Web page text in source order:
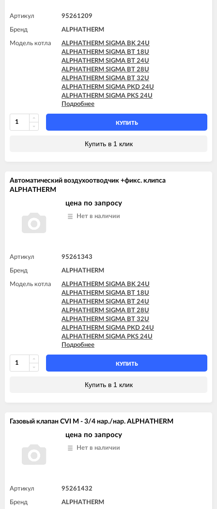
Артикул 95261209
Бренд ALPHATHERM
Модель котла
ALPHATHERM SIGMA BK 24U
ALPHATHERM SIGMA BT 18U
ALPHATHERM SIGMA BT 24U
ALPHATHERM SIGMA BT 28U
ALPHATHERM SIGMA BT 32U
ALPHATHERM SIGMA PKD 24U
ALPHATHERM SIGMA PKS 24U
ALPHATHERM SIGMA PTD 24U
ALPHATHERM SIGMA PTD 28U
ALPHATHERM SIGMA PTS 18U
ALPHATHERM SIGMA PTS 24U
Подробнее
КУПИТЬ
Купить в 1 клик
Автоматический воздухоотводчик +фикс. клипса
ALPHATHERM
цена по запросу
Нет в наличии
Артикул 95261343
Бренд ALPHATHERM
Модель котла
ALPHATHERM SIGMA BK 24U
ALPHATHERM SIGMA BT 18U
ALPHATHERM SIGMA BT 24U
ALPHATHERM SIGMA BT 28U
ALPHATHERM SIGMA BT 32U
ALPHATHERM SIGMA PKD 24U
ALPHATHERM SIGMA PKS 24U
ALPHATHERM SIGMA PTD 24U
ALPHATHERM SIGMA PTD 28U
ALPHATHERM SIGMA PTS 18U
ALPHATHERM SIGMA PTS 24U
Подробнее
КУПИТЬ
Купить в 1 клик
Газовый клапан CVI M - 3/4 нар./нар. ALPHATHERM
цена по запросу
Нет в наличии
Артикул 95261432
Бренд ALPHATHERM